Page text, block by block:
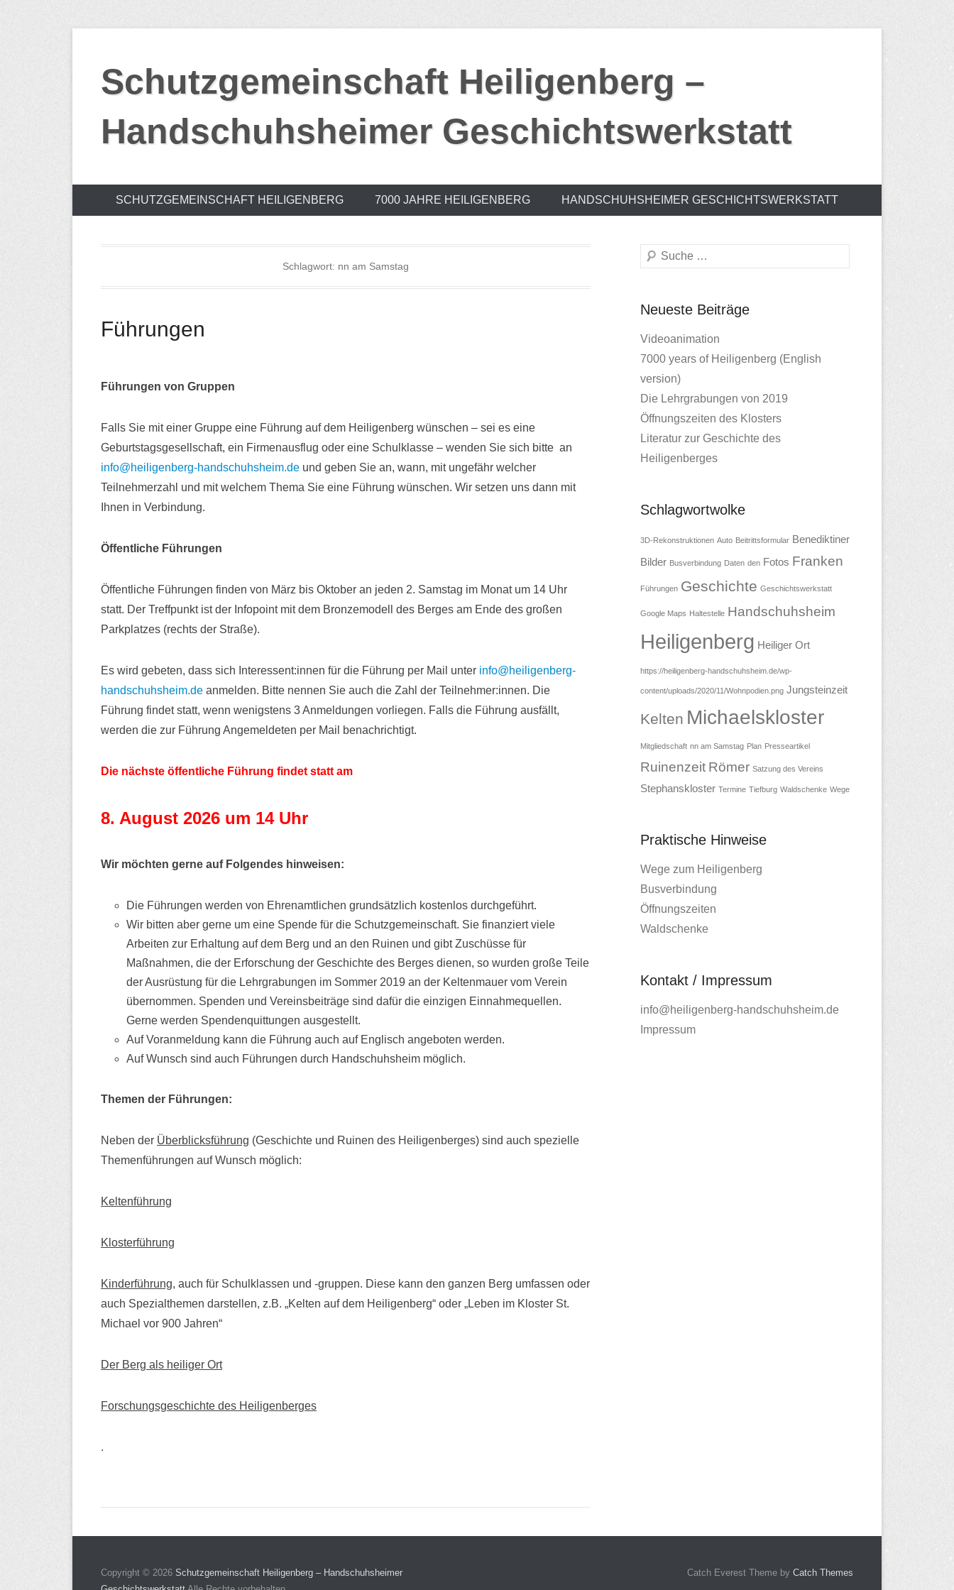
springenSchutzgemeinschaft Heiligenberg –
Handschuhsheimer Geschichtswerkstatt
SCHUTZGEMEINSCHAFT HEILIGENBERG 7000 JAHRE HEILIGENBERG HANDSCHUHSHEIMER GESCHICHTSWERKSTATT
Schlagwort: nn am Samstag
Führungen
Führungen von Gruppen
Falls Sie mit einer Gruppe eine Führung auf dem Heiligenberg wünschen – sei es eine
Geburtstagsgesellschaft, ein Firmenausflug oder eine Schulklasse – wenden Sie sich bitte an
info@heiligenberg-handschuhsheim.de und geben Sie an, wann, mit ungefähr welcher
Teilnehmerzahl und mit welchem Thema Sie eine Führung wünschen. Wir setzen uns dann mit
Ihnen in Verbindung.
Öffentliche Führungen
Öffentliche Führungen finden von März bis Oktober an jeden 2. Samstag im Monat um 14 Uhr
statt. Der Treffpunkt ist der Infopoint mit dem Bronzemodell des Berges am Ende des großen
Parkplatzes (rechts der Straße).
Es wird gebeten, dass sich Interessent:innen für die Führung per Mail unter info@heiligenberg-
handschuhsheim.de anmelden. Bitte nennen Sie auch die Zahl der Teilnehmer:innen. Die
Führung findet statt, wenn wenigstens 3 Anmeldungen vorliegen. Falls die Führung ausfällt,
werden die zur Führung Angemeldeten per Mail benachrichtigt.
Die nächste öffentliche Führung findet statt am
8. August 2026 um 14 Uhr
Wir möchten gerne auf Folgendes hinweisen:
Die Führungen werden von Ehrenamtlichen grundsätzlich kostenlos durchgeführt.
Wir bitten aber gerne um eine Spende für die Schutzgemeinschaft. Sie finanziert viele
Arbeiten zur Erhaltung auf dem Berg und an den Ruinen und gibt Zuschüsse für
Maßnahmen, die der Erforschung der Geschichte des Berges dienen, so wurden große Teile
der Ausrüstung für die Lehrgrabungen im Sommer 2019 an der Keltenmauer vom Verein
übernommen. Spenden und Vereinsbeiträge sind dafür die einzigen Einnahmequellen.
Gerne werden Spendenquittungen ausgestellt.
Auf Voranmeldung kann die Führung auch auf Englisch angeboten werden.
Auf Wunsch sind auch Führungen durch Handschuhsheim möglich.
Themen der Führungen:
Neben der Überblicksführung (Geschichte und Ruinen des Heiligenberges) sind auch spezielle
Themenführungen auf Wunsch möglich:
Keltenführung
Klosterführung
Kinderführung, auch für Schulklassen und -gruppen. Diese kann den ganzen Berg umfassen oder
auch Spezialthemen darstellen, z.B. „Kelten auf dem Heiligenberg“ oder „Leben im Kloster St.
Michael vor 900 Jahren“
Der Berg als heiliger Ort
Forschungsgeschichte des Heiligenberges
.
Suchen
Neueste Beiträge
Videoanimation
7000 years of Heiligenberg (English
version)
Die Lehrgrabungen von 2019
Öffnungszeiten des Klosters
Literatur zur Geschichte des
Heiligenberges
Schlagwortwolke
3D-Rekonstruktionen Auto Beitrittsformular Benediktiner
Bilder Busverbindung Daten den Fotos Franken
Führungen Geschichte Geschichtswerkstatt
Google Maps Haltestelle Handschuhsheim
Heiligenberg Heiliger Ort
https://heiligenberg-handschuhsheim.de/wp-
content/uploads/2020/11/Wohnpodien.png Jungsteinzeit
Kelten Michaelskloster
Mitgliedschaft nn am Samstag Plan Presseartikel
Ruinenzeit Römer Satzung des Vereins
Stephanskloster Termine Tiefburg Waldschenke Wege
Praktische Hinweise
Wege zum Heiligenberg
Busverbindung
Öffnungszeiten
Waldschenke
Kontakt / Impressum
info@heiligenberg-handschuhsheim.de
Impressum
Copyright © 2026 Schutzgemeinschaft Heiligenberg – Handschuhsheimer
Catch Everest Theme by Catch Themes